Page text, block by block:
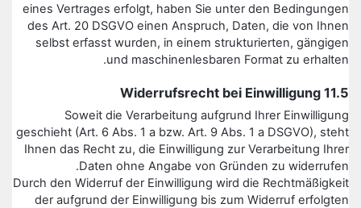
eines Vertrages erfolgt, haben Sie unter den Bedingungen
des Art. 20 DSGVO einen Anspruch, Daten, die von Ihnen
selbst erfasst wurden, in einem strukturierten, gängigen
und maschinenlesbaren Format zu erhalten.
11.5 Widerrufsrecht bei Einwilligung
Soweit die Verarbeitung aufgrund Ihrer Einwilligung
geschieht (Art. 6 Abs. 1 a bzw. Art. 9 Abs. 1 a DSGVO), steht
Ihnen das Recht zu, die Einwilligung zur Verarbeitung Ihrer
Daten ohne Angabe von Gründen zu widerrufen.
Durch den Widerruf der Einwilligung wird die Rechtmäßigkeit
der aufgrund der Einwilligung bis zum Widerruf erfolgten